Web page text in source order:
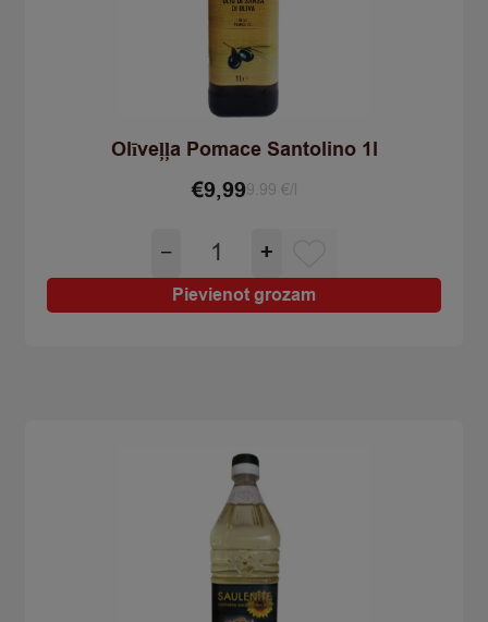
Olīveļļa Pomace Santolino 1l
€9,999.99 €/l
−
Olīveļļa
Pomace
Santolino
1l
+
Pievienot grozam